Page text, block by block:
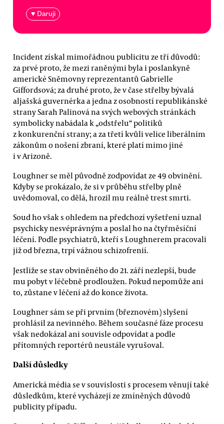
♥ Daruji
Incident získal mimořádnou publicitu ze tří důvodů:
za prvé proto, že mezi raněnými byla i poslankyně
americké Sněmovny reprezentantů Gabrielle
Giffordsová; za druhé proto, že v čase střelby bývalá
aljašská guvernérka a jedna z osobností republikánské
strany Sarah Palinová na svých webových stránkách
symbolicky nabádala k „odstřelu“ politiků
z konkurenční strany; a za třetí kvůli velice liberálním
zákonům o nošení zbraní, které platí mimo jiné
i v Arizoně.
Loughner se měl původně zodpovídat ze 49 obvinění.
Kdyby se prokázalo, že si v průběhu střelby plně
uvědomoval, co dělá, hrozil mu reálně trest smrti.
Soud ho však s ohledem na předchozí vyšetření uznal
psychicky nesvéprávným a poslal ho na čtyřměsíční
léčení. Podle psychiatrů, kteří s Loughnerem pracovali
již od března, trpí vážnou schizofrenií.
Jestliže se stav obviněného do 21. září nezlepší, bude
mu pobyt v léčebně prodloužen. Pokud nepomůže ani
to, zůstane v léčení až do konce života.
Loughner sám se při prvním (březnovém) slyšení
prohlásil za nevinného. Během současné fáze procesu
však nedokázal ani souvisle odpovídat a podle
přítomných reportérů neustále vyrušoval.
Další důsledky
Americká média se v souvislosti s procesem věnují také
důsledkům, které vycházejí ze zmíněných důvodů
publicity případu.